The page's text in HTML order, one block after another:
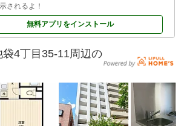
されるよ！
無料アプリをインストール
4丁目35-11周辺の